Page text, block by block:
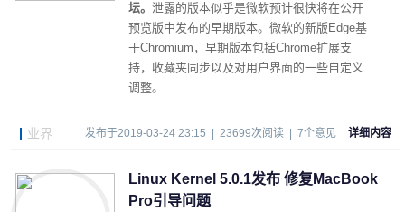
坛。 泄露的版本似乎是微软预计很快将在公开
预览版中发布的早期版本。微软的新版Edge基
于Chromium，早期版本包括Chrome扩展支
持，收藏夹同步以及对用户界面的一些自定义
调整。
业界 发布于2019-03-24 23:15 | 23699次阅读 | 7个意见 详细内容
Linux Kernel 5.0.1发布 修复MacBook
Pro引导问题